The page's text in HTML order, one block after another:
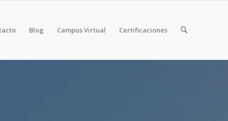
Blog Campus Virtual Certificaciones